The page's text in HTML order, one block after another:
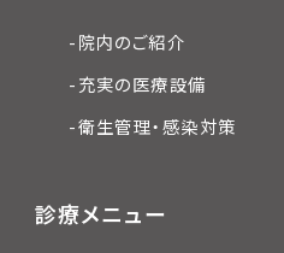
-院内のご紹介
-充実の医療設備
-衛生管理・感染対策
診療メニュー